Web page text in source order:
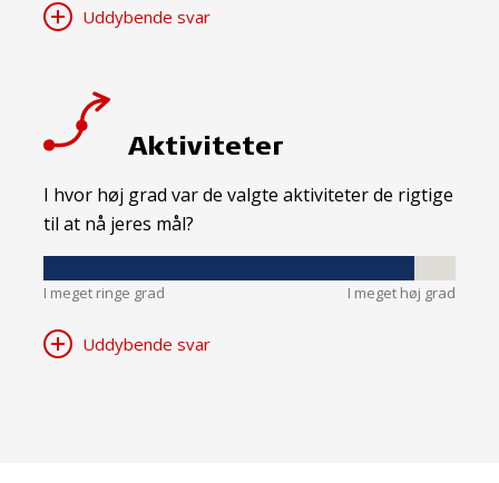
Uddybende svar
Aktiviteter
I hvor høj grad var de valgte aktiviteter de rigtige
til at nå jeres mål?
I meget ringe grad I meget høj grad
Uddybende svar